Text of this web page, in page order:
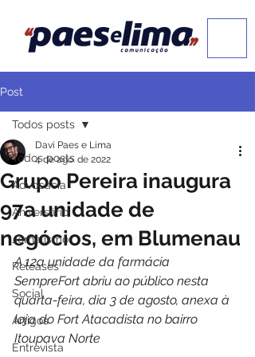
Post
Todos posts
Advocacia
Aniversário
Jornalismo
Releases
Social
Artigos
Entrevista
Todos posts
Grupo Pereira inaugura
97a unidade de
negócios, em Blumenau
Davi Paes e Lima
4 de ago. de 2022
A 12a unidade da farmácia
SempreFort abriu ao público nesta
quarta-feira, dia 3 de agosto, anexa à
loja do Fort Atacadista no bairro
Itoupava Norte